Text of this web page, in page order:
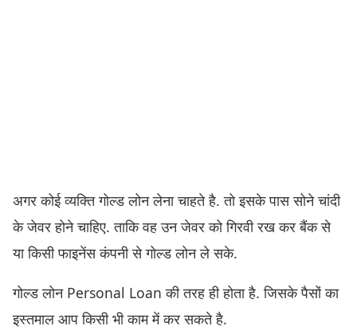
अगर कोई व्यक्ति गोल्ड लोन लेना चाहते है. तो इसके पास सोने चांदी
के जेवर होने चाहिए. ताकि वह उन जेवर को गिरवी रख कर बैंक से
या किसी फाइनेंस कंपनी से गोल्ड लोन ले सके.
गोल्ड लोन Personal Loan की तरह ही होता है. जिसके पैसों का
इस्तमाल आप किसी भी काम में कर सकते है.